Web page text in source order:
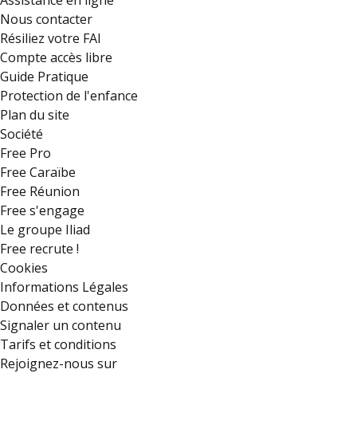
Nous contacter
Résiliez votre FAI
Compte accès libre
Guide Pratique
Protection de l'enfance
Plan du site
Société
Free Pro
Free Caraïbe
Free Réunion
Free s'engage
Le groupe Iliad
Free recrute !
Cookies
Informations Légales
Données et contenus
Signaler un contenu
Tarifs et conditions
Rejoignez-nous sur